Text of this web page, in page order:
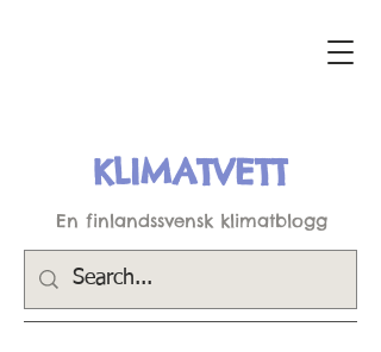
KLIMATVETT
En finlandssvensk klimatblogg